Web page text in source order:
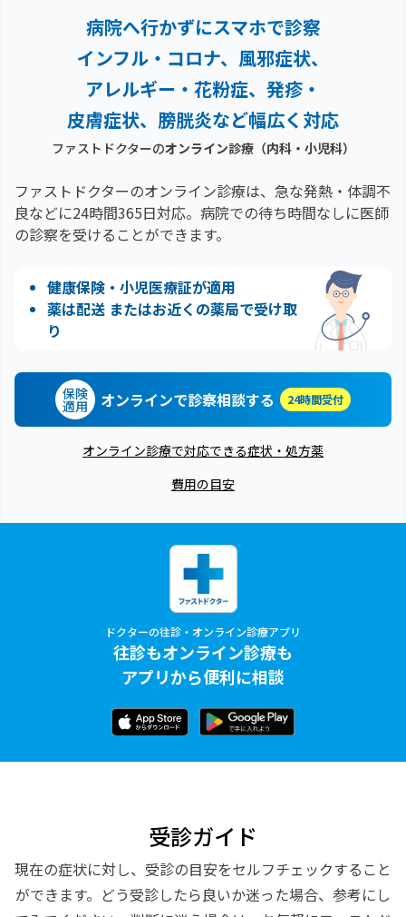
病院へ行かずにスマホで診察
インフル・コロナ、風邪症状、
アレルギー・花粉症、 発疹・
皮膚症状、膀胱炎など幅広く対応
ファストドクターのオンライン診療（内科・小児科）
ファストドクターのオンライン診療は、急な発熱・体調不
良などに24時間365日対応。 病院での待ち時間なしに医師
の診察を受けることができます。
健康保険・小児医療証が適用
薬は配送 またはお近くの薬局で受け取
り
保険
適用 オンラインで診察相談する 24時間受付
オンライン診療で対応できる症状・処方薬
費用の目安
ドクターの往診・オンライン診療アプリ
往診もオンライン診療も
アプリから便利に相談
受診ガイド
現在の症状に対し、受診の目安をセルフチェックすること
ができます。どう受診したら良いか迷った場合、参考にし